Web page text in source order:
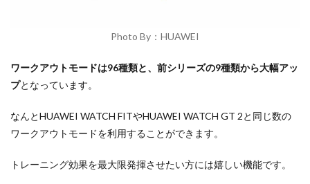
Photo By：HUAWEI
ワークアウトモードは96種類と、前シリーズの9種類から大幅アッ
プとなっています。
なんとHUAWEI WATCH FITやHUAWEI WATCH GT 2と同じ数の
ワークアウトモードを利用することができます。
トレーニング効果を最大限発揮させたい方には嬉しい機能です。